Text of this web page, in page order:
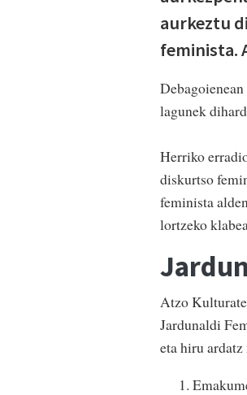
aurkeztu
feminista.
lagunek
Herriko
diskurtso
feminista
lortzeko
Atzo
Jardunaldi
eta hiru